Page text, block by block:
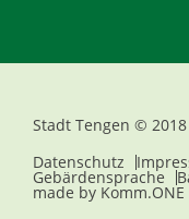
Stadt Tengen ©
Datenschutz
Gebärdensprache
made by Komm.ONE